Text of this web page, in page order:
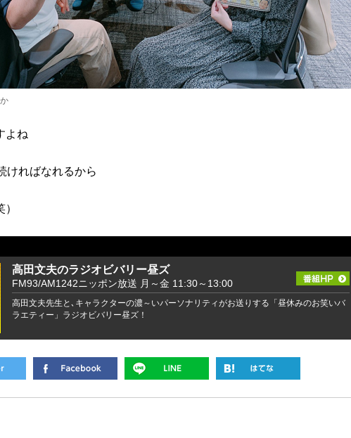
よね
ければなれるから
高田文夫のラジオビバリー昼ズ
FM93/AM1242ニッポン放送 月～金 11:30～13:00
高田文夫先生と､キャラクターの濃～いパーソナリティがお送りする「昼休みのお笑いバ
ラエティー」ラジオビバリー昼ズ！